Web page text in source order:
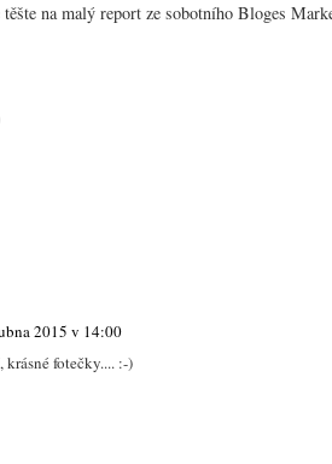
na malý report ze sobotního Bloges
2015 v 14:00
fotečky.... :-)